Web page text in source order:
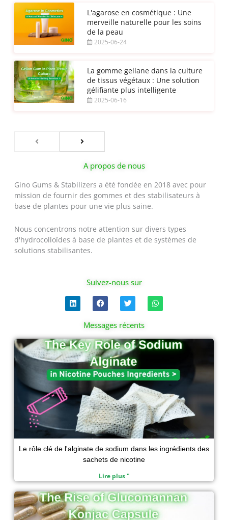
L'agarose en cosmétique : Une
merveille naturelle pour les soins
de la peau
2025-06-24
La gomme gellane dans la culture
de tissus végétaux : Une solution
gélifiante plus intelligente
2025-06-16
A propos de nous
Gino Gums & Stabilizers a été fondée en 2018 avec pour
mission de fournir des gommes et des stabilisateurs à
base de plantes pour une vie plus saine.
Nous concentrons notre attention sur divers types
d'hydrocolloïdes à base de plantes et de systèmes de
solutions stabilisantes.
Suivez-nous sur
L
i
n
d
i
n
F
a
c
e
b
o
o
k
T
w
i
t
t
e
r
W
h
a
a
p
p
Messages récents
Le rôle clé de l'alginate de sodium dans les ingrédients des
sachets de nicotine
Lire plus "
PagePagePage Page